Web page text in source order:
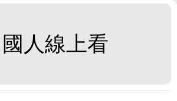
人線上看